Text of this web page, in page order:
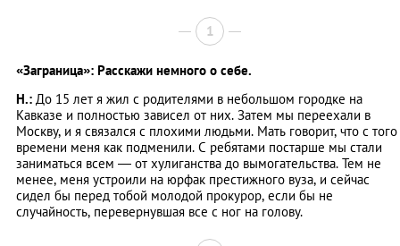
1
«Заграница»: Расскажи немного о себе.
Н.: До 15 лет я жил с родителями в небольшом городке на
Кавказе и полностью зависел от них. Затем мы переехали в
Москву, и я связался с плохими людьми. Мать говорит, что с того
времени меня как подменили. С ребятами постарше мы стали
заниматься всем — от хулиганства до вымогательства. Тем не
менее, меня устроили на юрфак престижного вуза, и сейчас
сидел бы перед тобой молодой прокурор, если бы не
случайность, перевернувшая все с ног на голову.